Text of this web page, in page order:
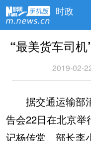
时政
“最美货车司
2019-02-
据交通运输部消
告会22日在北京举
记杨传堂、部长李